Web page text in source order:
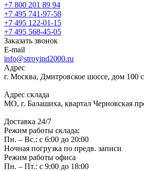
+7 800 201 89 94
+7 495 741-97-58
+7 495 122-01-15
+7 495 568-45-05
Заказать звонок
E-mail
info@stroyind2000.ru
Адрес
г. Москва, Дмитровское шоссе, дом 100
Адрес склада
МО, г. Балашиха, квартал Черновская
Доставка 24/7
Режим работы склада:
Пн. – Вс.: с 6:00 до 20:00
Ночная погрузка по предв. записи
Режим работы офиса
Пн. – Пт.: с 9:00 до 18:00